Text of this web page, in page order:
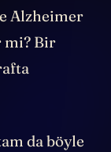
Alzheimer
mi? Bir
da böyle